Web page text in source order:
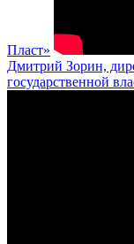
Пласт»
Дмитрий Зорин,
государственной